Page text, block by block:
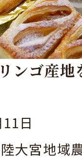
ンゴ産地
んご部
ド力向上
日
大宮地域